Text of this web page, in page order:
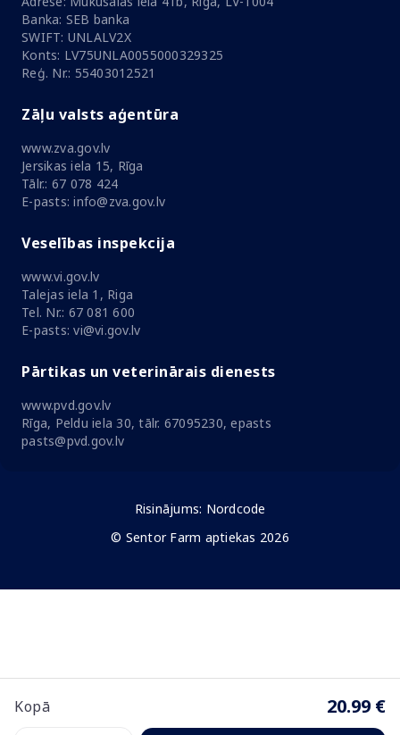
Kopā 20.99 €
Banka: SEB banka
SWIFT: UNLALV2X
Konts: LV75UNLA0055000329325
Reģ. Nr.: 55403012521
Zāļu valsts aģentūra
www.zva.gov.lv
Jersikas iela 15, Rīga
Tālr.: 67 078 424
E-pasts: info@zva.gov.lv
Veselības inspekcija
www.vi.gov.lv
Talejas iela 1, Riga
Tel. Nr.: 67 081 600
E-pasts: vi@vi.gov.lv
Pārtikas un veterinārais dienests
www.pvd.gov.lv
Rīga, Peldu iela 30, tālr. 67095230, epasts
pasts@pvd.gov.lv
Risinājums: Nordcode
© Sentor Farm aptiekas 2026